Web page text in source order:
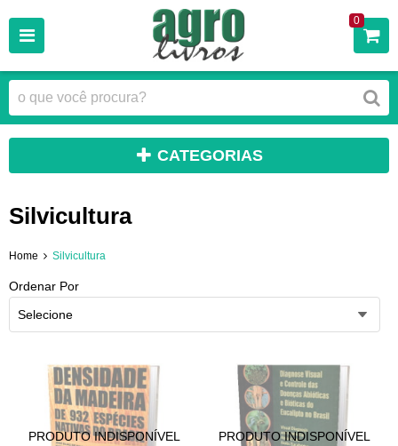
0
CATEGORIAS
Silvicultura
Home Silvicultura
Ordenar Por
Selecione